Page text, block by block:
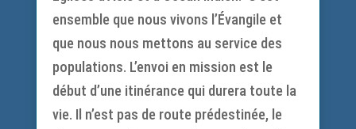
ensemble que nous vivons l’Évangile et
que nous nous mettons au service des
populations. L’envoi en mission est le
début d’une itinérance qui durera toute la
vie. Il n’est pas de route prédestinée, le